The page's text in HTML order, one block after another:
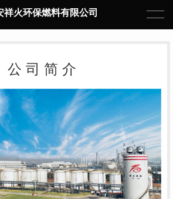
祥火环保燃料有限公司
公 司 简 介